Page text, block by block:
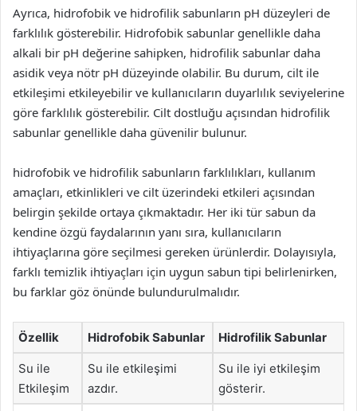
Ayrıca, hidrofobik ve hidrofilik sabunların pH düzeyleri de
farklılık gösterebilir. Hidrofobik sabunlar genellikle daha
alkali bir pH değerine sahipken, hidrofilik sabunlar daha
asidik veya nötr pH düzeyinde olabilir. Bu durum, cilt ile
etkileşimi etkileyebilir ve kullanıcıların duyarlılık seviyelerine
göre farklılık gösterebilir. Cilt dostluğu açısından hidrofilik
sabunlar genellikle daha güvenilir bulunur.
hidrofobik ve hidrofilik sabunların farklılıkları, kullanım
amaçları, etkinlikleri ve cilt üzerindeki etkileri açısından
belirgin şekilde ortaya çıkmaktadır. Her iki tür sabun da
kendine özgü faydalarının yanı sıra, kullanıcıların
ihtiyaçlarına göre seçilmesi gereken ürünlerdir. Dolayısıyla,
farklı temizlik ihtiyaçları için uygun sabun tipi belirlenirken,
bu farklar göz önünde bulundurulmalıdır.
Özellik Hidrofobik Sabunlar Hidrofilik Sabunlar
Su ile
Etkileşim
Su ile etkileşimi
azdır.
Su ile iyi etkileşim
gösterir.